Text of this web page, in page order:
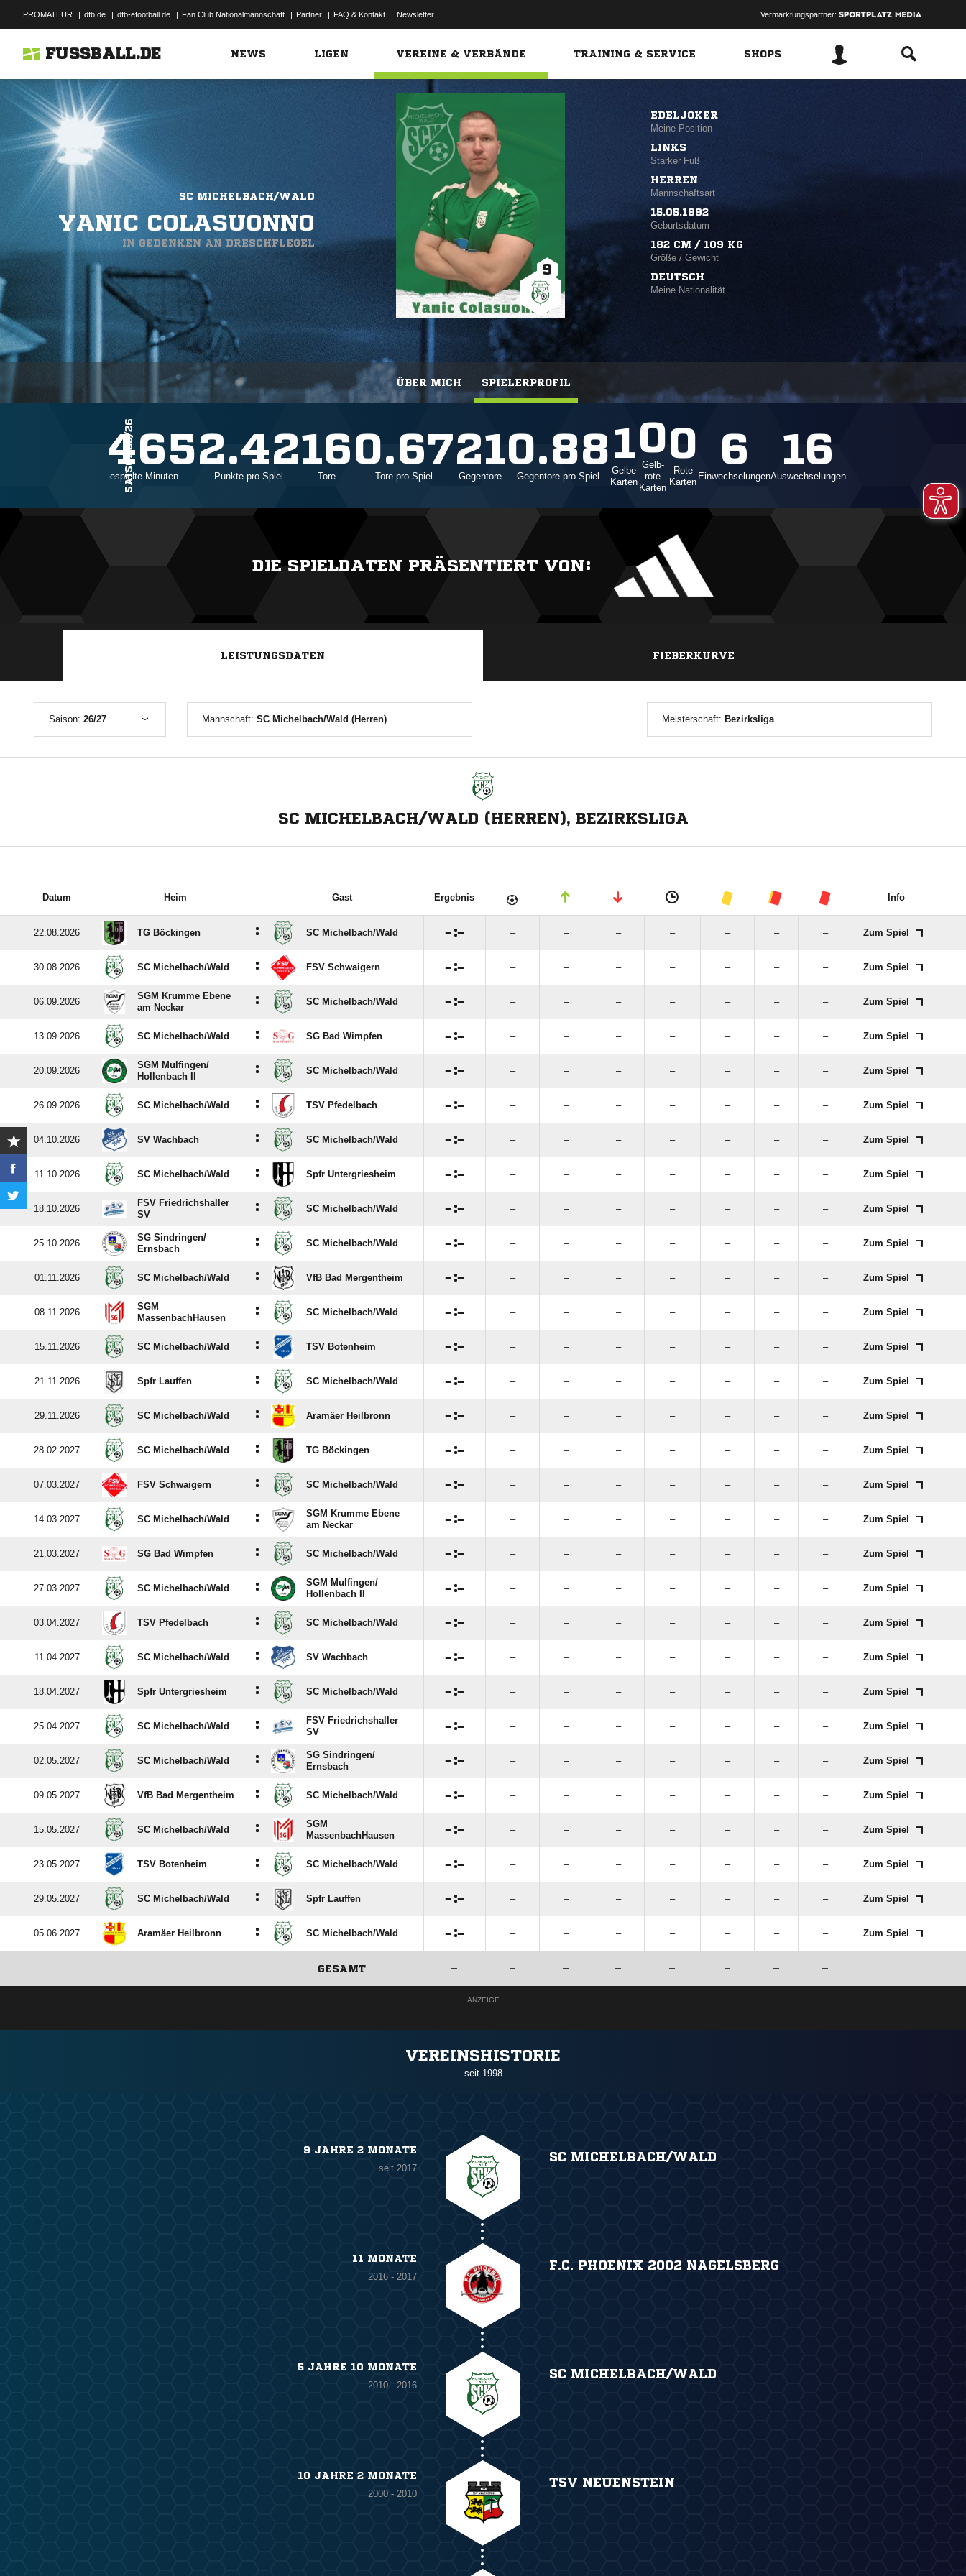
PROMATEUR | dfb.de | dfb-efootball.de | Fan Club Nationalmannschaft | Partner | FAQ & Kontakt | Newsletter Vermarktungspartner:
FUSSBALL.DE NEWS LIGEN VEREINE & VERBÄNDE TRAINING & SERVICE SHOPS
ÜBER MICH SPIELERPROFIL
SC MICHELBACH/WALD
YANIC COLASUONNO
9
IN GEDENKEN AN DRESCHFLEGEL
EDELJOKER
Meine Position
LINKS
Starker Fuß
HERREN
Mannschaftsart
15.05.1992
Geburtsdatum
182 CM / 109 KG
Größe / Gewicht
DEUTSCH
Meine Nationalität
SAISON25/26
1465
Gespielte Minuten
2.42
Punkte pro Spiel
16
Tore
0.67
Tore pro Spiel
21
Gegentore
0.88
Gegentore pro Spiel
1
Gelbe
Karten
0
Gelb-
rote
Karten
0
Rote
Karten
6
Einwechselungen
16
Auswechselungen
DIE SPIELDATEN PRÄSENTIERT VON:
LEISTUNGSDATEN FIEBERKURVE
Saison: 26/27 Mannschaft:SC Michelbach/Wald (Herren) Meisterschaft: Bezirksliga
SC MICHELBACH/WALD (HERREN), BEZIRKSLIGA
Datum Heim Gast Ergebnis Info
22.08.2026 TG Böckingen : SC Michelbach/​Wald : – – – – – – – Zum Spiel
30.08.2026 SC Michelbach/​Wald : FSV Schwaigern : – – – – – – – Zum Spiel
06.09.2026
SGM Krumme Ebene
am Neckar
: SC Michelbach/​Wald : – – – – – – – Zum Spiel
13.09.2026 SC Michelbach/​Wald : SG Bad Wimpfen : – – – – – – – Zum Spiel
20.09.2026
SGM Mulfingen/​
Hollenbach II
: SC Michelbach/​Wald : – – – – – – – Zum Spiel
26.09.2026 SC Michelbach/​Wald : TSV Pfedelbach : – – – – – – – Zum Spiel
04.10.2026 SV Wachbach : SC Michelbach/​Wald : – – – – – – – Zum Spiel
11.10.2026 SC Michelbach/​Wald : Spfr Untergriesheim : – – – – – – – Zum Spiel
18.10.2026
FSV Friedrichshaller
SV
: SC Michelbach/​Wald : – – – – – – – Zum Spiel
25.10.2026
SG Sindringen/​
Ernsbach
: SC Michelbach/​Wald : – – – – – – – Zum Spiel
01.11.2026 SC Michelbach/​Wald : VfB Bad Mergentheim : – – – – – – – Zum Spiel
08.11.2026
SGM
MassenbachHausen
: SC Michelbach/​Wald : – – – – – – – Zum Spiel
15.11.2026 SC Michelbach/​Wald : TSV Botenheim : – – – – – – – Zum Spiel
21.11.2026 Spfr Lauffen : SC Michelbach/​Wald : – – – – – – – Zum Spiel
29.11.2026 SC Michelbach/​Wald : Aramäer Heilbronn : – – – – – – – Zum Spiel
28.02.2027 SC Michelbach/​Wald : TG Böckingen : – – – – – – – Zum Spiel
07.03.2027 FSV Schwaigern : SC Michelbach/​Wald : – – – – – – – Zum Spiel
14.03.2027 SC Michelbach/​Wald :
SGM Krumme Ebene
am Neckar
: – – – – – – – Zum Spiel
21.03.2027 SG Bad Wimpfen : SC Michelbach/​Wald : – – – – – – – Zum Spiel
27.03.2027 SC Michelbach/​Wald :
SGM Mulfingen/​
Hollenbach II
: – – – – – – – Zum Spiel
03.04.2027 TSV Pfedelbach : SC Michelbach/​Wald : – – – – – – – Zum Spiel
11.04.2027 SC Michelbach/​Wald : SV Wachbach : – – – – – – – Zum Spiel
18.04.2027 Spfr Untergriesheim : SC Michelbach/​Wald : – – – – – – – Zum Spiel
25.04.2027 SC Michelbach/​Wald :
FSV Friedrichshaller
SV
: – – – – – – – Zum Spiel
02.05.2027 SC Michelbach/​Wald :
SG Sindringen/​
Ernsbach
: – – – – – – – Zum Spiel
09.05.2027 VfB Bad Mergentheim : SC Michelbach/​Wald : – – – – – – – Zum Spiel
15.05.2027 SC Michelbach/​Wald :
SGM
MassenbachHausen
: – – – – – – – Zum Spiel
23.05.2027 TSV Botenheim : SC Michelbach/​Wald : – – – – – – – Zum Spiel
29.05.2027 SC Michelbach/​Wald : Spfr Lauffen : – – – – – – – Zum Spiel
05.06.2027 Aramäer Heilbronn : SC Michelbach/​Wald : – – – – – – – Zum Spiel
GESAMT – – – – – – – –
ANZEIGE
VEREINSHISTORIE
seit 1998
9 JAHRE 2 MONATE
seit 2017
SC MICHELBACH/WALD
11 MONATE
2016 - 2017
F.C. PHOENIX 2002 NAGELSBERG
5 JAHRE 10 MONATE
2010 - 2016
SC MICHELBACH/WALD
10 JAHRE 2 MONATE
2000 - 2010
TSV NEUENSTEIN